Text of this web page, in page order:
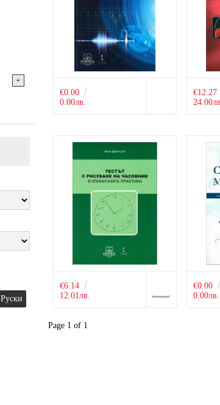
Руски
€0.00
0.00лв.
€12.27
24.00лв.
€6.14
12.01лв.
€0.00
0.00лв.
Page 1 of 1